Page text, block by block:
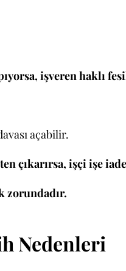
işveren haklı
açabilir.
çıkarırsa, işçi işe
zorundadır.
Nedenleri